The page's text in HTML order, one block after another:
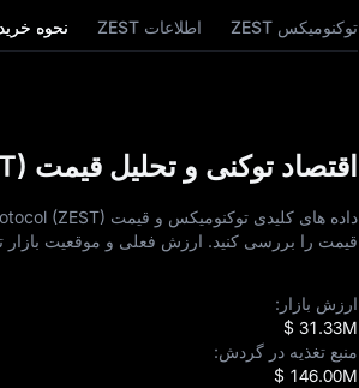
توکنومیکس ZEST اطلاعات ZEST نحوه خرید ZEST
اقتصاد توکنی و تحلیل قیمت Zest Protocol (ZEST)
قیمت را بررسی کنید. ارزش فعلی و موقعیت بازار
ارزش بازار:
$ 31.33M
منبع تغذیه در گردش:
$ 146.00M